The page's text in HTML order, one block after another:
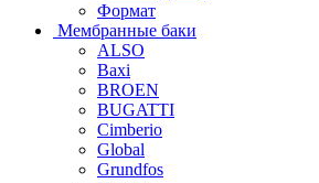
Формат
Мембранные баки
ALSO
Baxi
BROEN
BUGATTI
Cimberio
Global
Grundfos